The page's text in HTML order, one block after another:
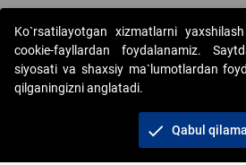
Copyright © 2017-2026. "Elektron
AJ. Barcha huquqlar himoyalangan
+998 71 202-
Ko`rsatilayotgan xizmatlarni
cookie-fayllardan foydalanamiz.
siyosati va shaxsiy ma`lumotlardan
qilganingizni anglatadi.
check Qabul